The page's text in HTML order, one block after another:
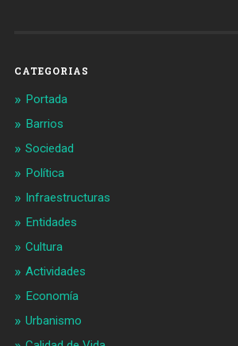
CATEGORIAS
Portada
Barrios
Sociedad
Política
Infraestructuras
Entidades
Cultura
Actividades
Economía
Urbanismo